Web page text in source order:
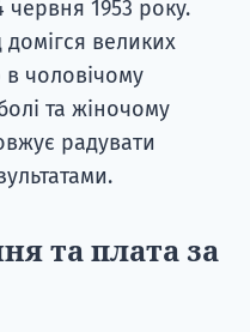
1953 року.
великих
чоловічому
та жіночому
радувати
та плата за